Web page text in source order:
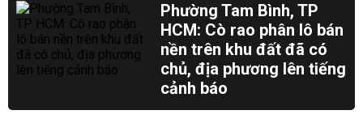
Phường Tam Bình, TP
HCM: Cò rao phân lô bán
nền trên khu đất đã có
chủ, địa phương lên tiếng
cảnh báo